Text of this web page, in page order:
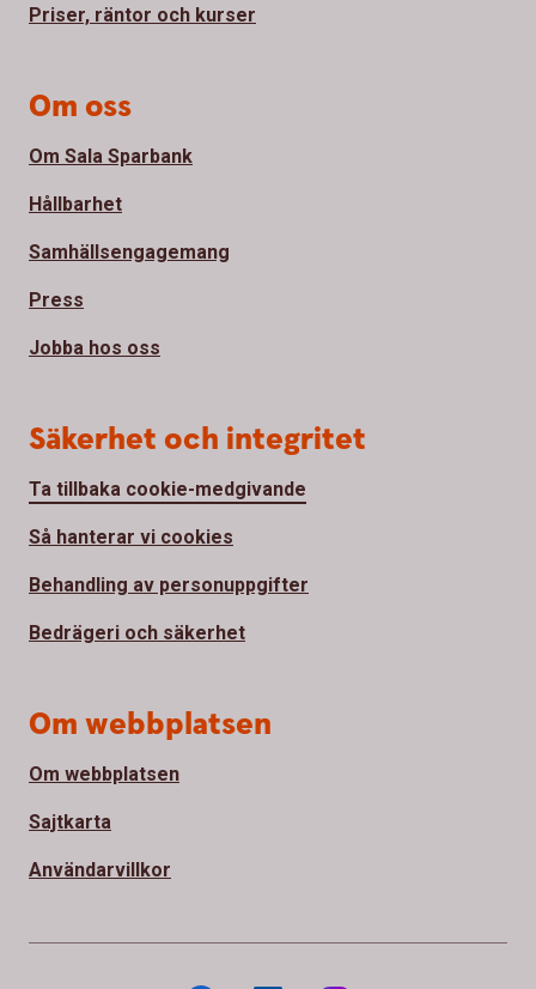
Priser, räntor och kurser
Om oss
Om Sala Sparbank
Hållbarhet
Samhällsengagemang
Press
Jobba hos oss
Säkerhet och integritet
Ta tillbaka cookie-medgivande
Så hanterar vi cookies
Behandling av personuppgifter
Bedrägeri och säkerhet
Om webbplatsen
Om webbplatsen
Sajtkarta
Användarvillkor